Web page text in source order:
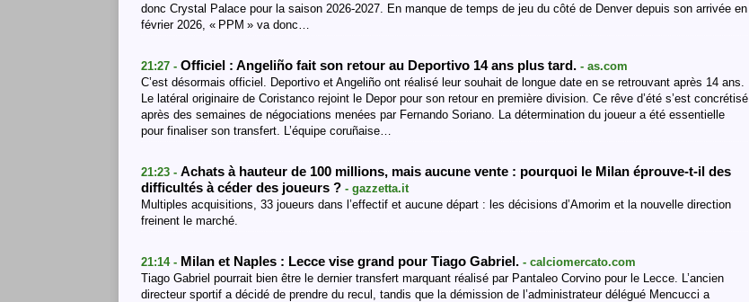
donc Crystal Palace pour la saison 2026-2027. En manque de temps de jeu du côté de Denver depuis son arrivée en
février 2026, « PPM » va donc…
21:27 - Officiel : Angeliño fait son retour au Deportivo 14 ans plus tard. - as.com
C’est désormais officiel. Deportivo et Angeliño ont réalisé leur souhait de longue date en se retrouvant après 14 ans.
Le latéral originaire de Coristanco rejoint le Depor pour son retour en première division. Ce rêve d’été s’est concrétisé
après des semaines de négociations menées par Fernando Soriano. La détermination du joueur a été essentielle
pour finaliser son transfert. L’équipe coruñaise…
21:23 - Achats à hauteur de 100 millions, mais aucune vente : pourquoi le Milan éprouve-t-il des
difficultés à céder des joueurs ? - gazzetta.it
Multiples acquisitions, 33 joueurs dans l’effectif et aucune départ : les décisions d’Amorim et la nouvelle direction
freinent le marché.
21:14 - Milan et Naples : Lecce vise grand pour Tiago Gabriel. - calciomercato.com
Tiago Gabriel pourrait bien être le dernier transfert marquant réalisé par Pantaleo Corvino pour le Lecce. L’ancien
directeur sportif a décidé de prendre du recul, tandis que la démission de l’administrateur délégué Mencucci a